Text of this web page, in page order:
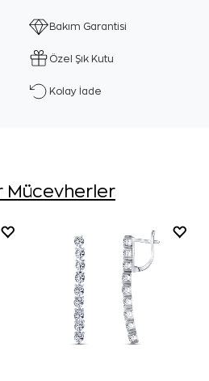
Bakım Garantisi
Özel Şık Kutu
Kolay İade
Mücevherler